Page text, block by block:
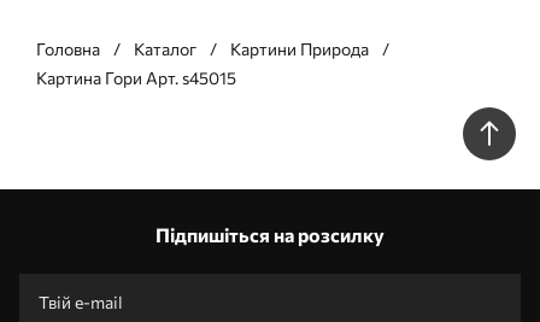
Головна Каталог
Картини Природа
Картина Гори Арт. s45015
Підпишіться на розсилку